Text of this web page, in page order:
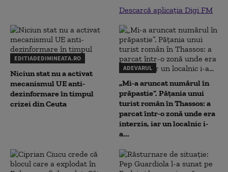
Descarcă aplicația Digi FM
EDITIADEDIMINEATA.RO
Niciun stat nu a activat
mecanismul UE anti-
dezinformare în timpul
crizei din Ceuta
ADEVARUL
„Mi-a aruncat numărul în
prăpastie”. Pățania unui
turist român în Thassos: a
parcat într-o zonă unde era
interzis, iar un localnic i-
a...